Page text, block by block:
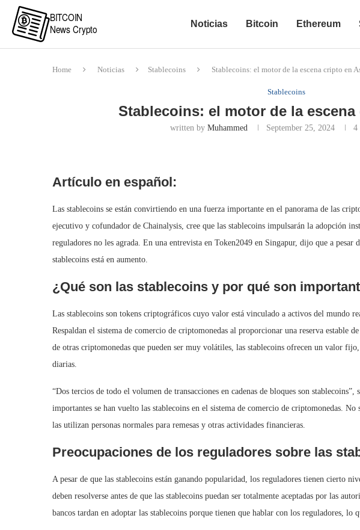
Noticias Bitcoin Ethereum
Home Noticias Stablecoins Stablecoins: el motor de la escena cripto en
Stablecoins
Stablecoins: el motor de la
written by Muhammed September 25, 2024 4
Artículo en español:
Las stablecoins se están convirtiendo en una fuerza importante en el panorama de las
ejecutivo y cofundador de Chainalysis, cree que las stablecoins impulsarán la adopción
reguladores no les agrada. En una entrevista en Token2049 en Singapur, dijo que a pesar
stablecoins está en aumento.
¿Qué son las stablecoins y por qué son
Las stablecoins son tokens criptográficos cuyo valor está vinculado a activos del mundo
Respaldan el sistema de comercio de criptomonedas al proporcionar una reserva estable
de otras criptomonedas que pueden ser muy volátiles, las stablecoins ofrecen un valor
diarias.
“Dos tercios de todo el volumen de transacciones en cadenas de bloques son stablecoins”,
importantes se han vuelto las stablecoins en el sistema de comercio de criptomonedas.
las utilizan personas normales para remesas y otras actividades financieras.
Preocupaciones de los reguladores sobre las
A pesar de que las stablecoins están ganando popularidad, los reguladores tienen cierto
deben resolverse antes de que las stablecoins puedan ser totalmente aceptadas por las
bancos tardan en adoptar las stablecoins porque tienen que hablar con los reguladores, lo